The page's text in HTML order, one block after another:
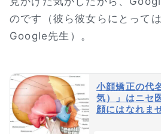
のです（彼ら彼女らにとって
Google先生）。
小顔矯正の代
気）」はニセ
顔にはなれま